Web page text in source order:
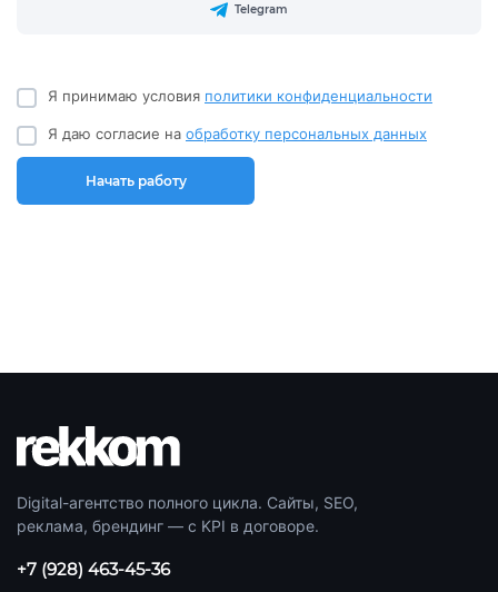
Telegram
Я принимаю условия политики конфиденциальности
Я даю согласие на обработку персональных данных
Начать работу
Digital-агентство полного цикла. Сайты, SEO,
реклама, брендинг — с KPI в договоре.
+7 (928) 463-45-36